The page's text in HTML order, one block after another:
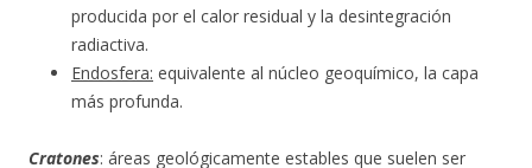
producida por el calor residual y la desintegración
radiactiva.
Endosfera: equivalente al núcleo geoquímico, la capa
más profunda.
Cratones: áreas geológicamente estables que suelen ser